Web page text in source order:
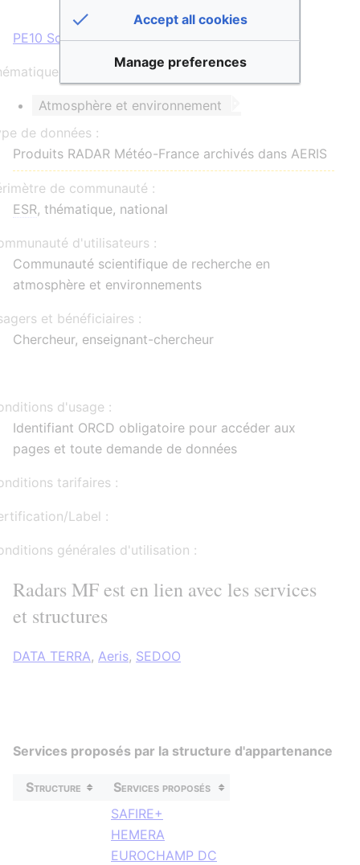
PE10 Sciences du Système Terre
et/ou mots clés :
Atmosphère et environnement
de données :
Produits RADAR Météo-France archivés dans AERIS
de communauté :
ESR, thématique, national
d'utilisateurs :
Communauté scientifique de recherche en
atmosphère et environnements
et bénéficiaires :
Chercheur, enseignant-chercheur
d'usage :
Identifiant ORCD obligatoire pour accéder aux
pages et toute demande de données
tarifaires :
Label :
générales d'utilisation :
Radars MF est en lien avec les services
et structures
DATA TERRA, Aeris, SEDOO
Services proposés par la structure d'appartenance
Structure
Services proposés
SAFIRE+
HEMERA
EUROCHAMP DC
Accept all cookies
Manage preferences